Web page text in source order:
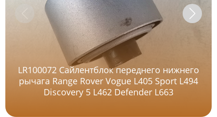
LR100072 Сайлентблок переднего нижнего
рычага Range Rover Vogue L405 Sport L494
Discovery 5 L462 Defender L663